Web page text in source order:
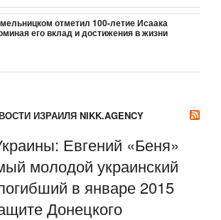
отметил 100-летие Исаака
его вклад и достижения в жизни
ИЗРАИЛЯ NIKK.AGENCY
Евгений «Беня»
молодой украинский
в январе 2015
Донецкого